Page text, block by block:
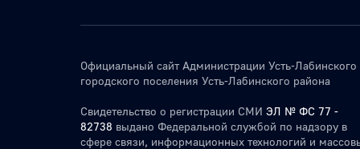
Официальный сайт Администрации Усть-Лабинского
городского поселения Усть-Лабинского района
Свидетельство о регистрации СМИ ЭЛ № ФС 77 -
82738 выдано Федеральной службой по надзору в
сфере связи, информационных технологий и